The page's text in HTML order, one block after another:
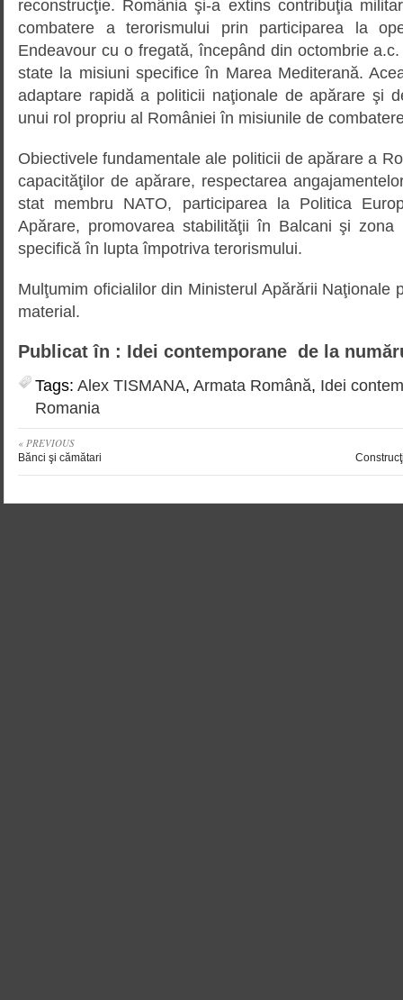
reconstrucţie. România şi-a extins contribuţia
combatere a terorismului prin participarea la
Endeavour cu o fregată, începând din octombrie
state la misiuni specifice în Marea Mediterană.
adaptare rapidă a politicii naţionale de apărare şi
unui rol propriu al României în misiunile de
Obiectivele fundamentale ale politicii de apărare a
capacităţilor de apărare, respectarea
stat membru NATO, participarea la Politica
Apărare, promovarea stabilităţii în Balcani şi zona
specifică în lupta împotriva terorismului.
Mulţumim oficialilor din Ministerul Apărării Naţionale
material.
Publicat în : Idei contemporane de la
Tags: Alex TISMANA, Armata Română, Idei
Romania
« PREVIOUS
Bănci şi cămătari